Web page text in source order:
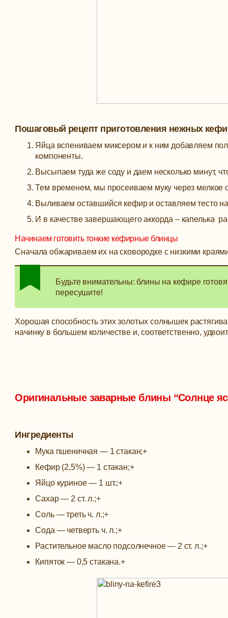
Пошаговый рецепт приготовления нежных
Яйца вспениваем миксером и к ним добавляем
компоненты.
Высыпаем туда же соду и даем несколько минут,
Тем временем, мы просеиваем муку через мелкое
Выливаем оставшийся кефир и оставляем тесто на
И в качестве завершающего аккорда – капелька
Начинаем готовить тонкие кефирные блинцы
Сначала обжариваем их на сковородке с низкими
Будьте внимательны: блины на кефире
пересушите!
Хорошая способность этих золотых солнышек
начинку в большем количестве и, соответственно,
Оригинальные заварные блины “Солнце
Ингредиенты
Мука пшеничная — 1 стакан;+
Кефир (2,5%) — 1 стакан;+
Яйцо куриное — 1 шт.;+
Сахар — 2 ст. л.;+
Соль —треть ч. л.;+
Сода — четверть ч. л.;+
Растительное масло подсолнечное — 2 ст. л.;+
Кипяток — 0,5 стакана.+